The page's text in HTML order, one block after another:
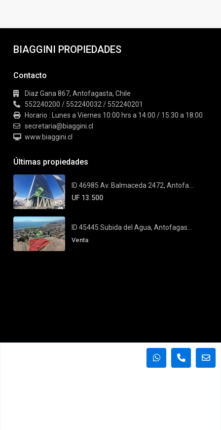
BIAGGINI PROPIEDADES
Contacto
Diaz Gana 867, Antofagasta, Chile
552240200 / 552240032 / 552240201
Horario : Lunes a Viernes 10:00 hrs a 14:00 / 15:30 a 18:00
secretaria@biaggini.cl
www.biaggini.cl
Últimas propiedades
ID 46985 Av. Balmaceda 2472, Antofa...
UF 13.500
ID 45445 Subida del Agua, Antofagas...
Venta